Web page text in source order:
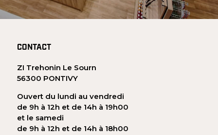
CONTACT
ZI Trehonin Le Sourn
56300 PONTIVY
Ouvert du lundi au vendredi
de 9h à 12h et de 14h à 19h00
et le samedi
de 9h à 12h et de 14h à 18h00